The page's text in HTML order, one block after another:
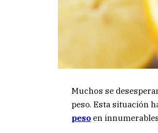
Muchos se
peso. Esta situación
peso en